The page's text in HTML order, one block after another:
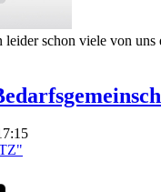
schon viele von